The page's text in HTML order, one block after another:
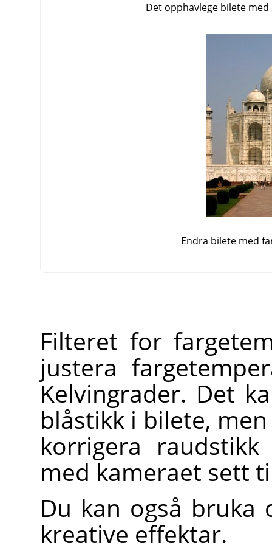
Det opphavlege bilete
Endra bilete med
Filteret for
justera
Kelvingrader. Det
blåstikk i bilete,
korrigera
med kameraet sett
Du kan også bruka
kreative effektar.